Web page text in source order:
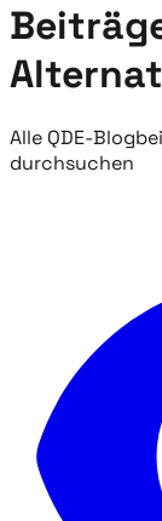
Alle QDE-
durchsuchen